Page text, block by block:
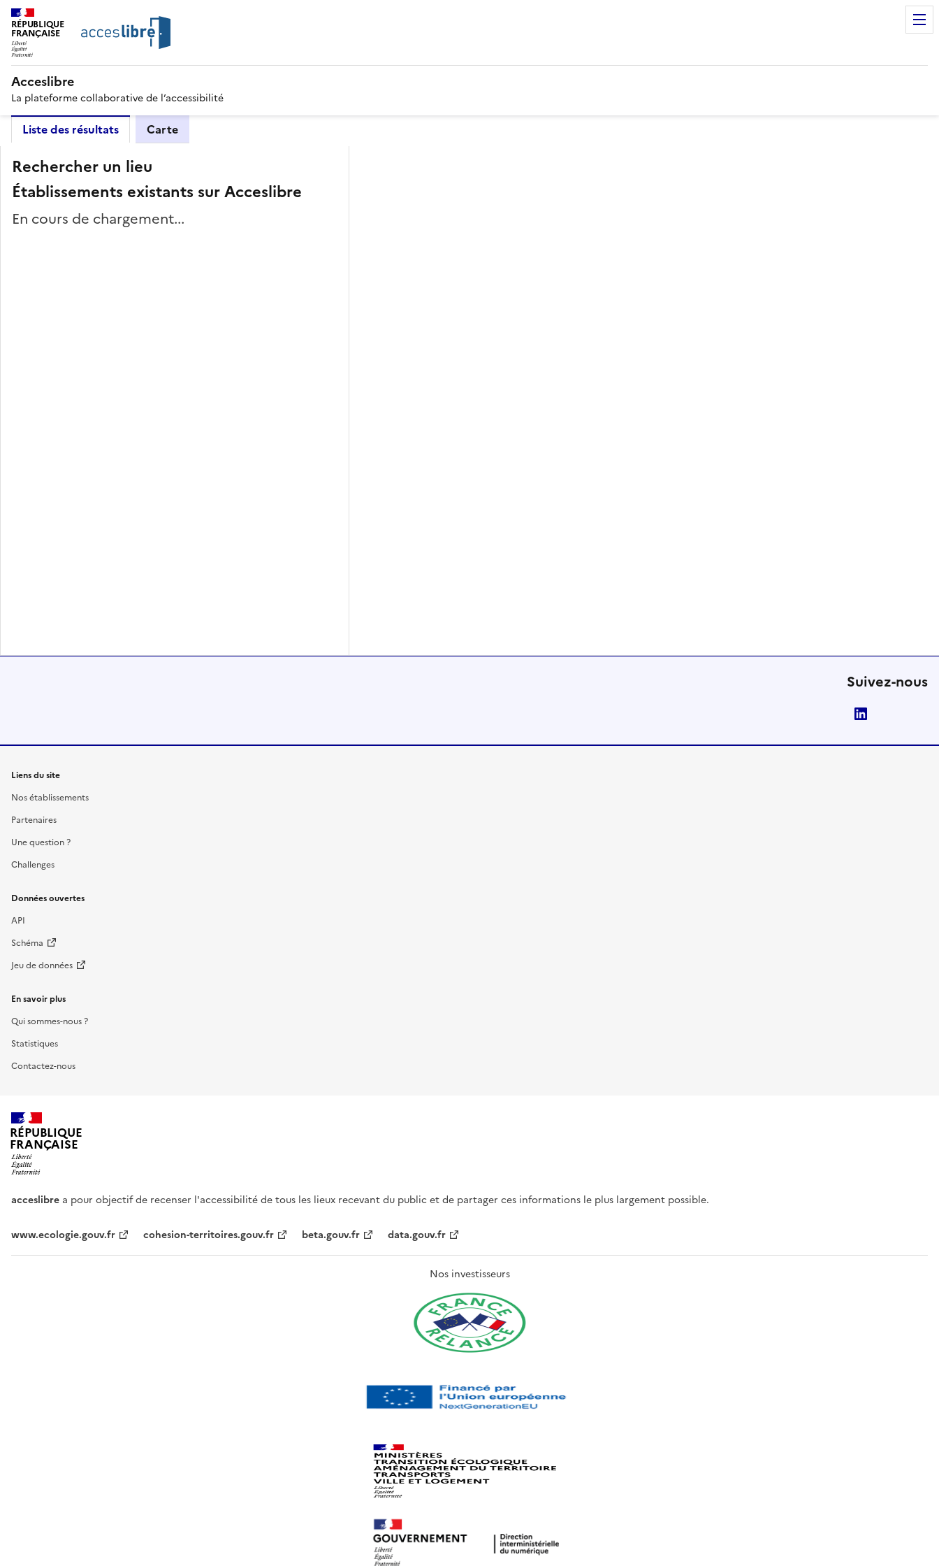
RÉPUBLIQUE
FRANÇAISE
Acceslibre
La plateforme collaborative de l’accessibilité
Liste des résultats Carte
Rechercher un lieu
Établissements existants sur Acceslibre
En cours de chargement...
Suivez-nous
Liens du site
Nos établissements
Partenaires
Une question ?
Challenges
Données ouvertes
API
Schéma
Jeu de données
En savoir plus
Qui sommes-nous ?
Statistiques
Contactez-nous
RÉPUBLIQUE
FRANÇAISE
acceslibre a pour objectif de recenser l'accessibilité de tous les lieux recevant du public et de partager ces informations le plus largement possible.
www.ecologie.gouv.fr cohesion-territoires.gouv.fr beta.gouv.fr data.gouv.fr
Nos investisseurs